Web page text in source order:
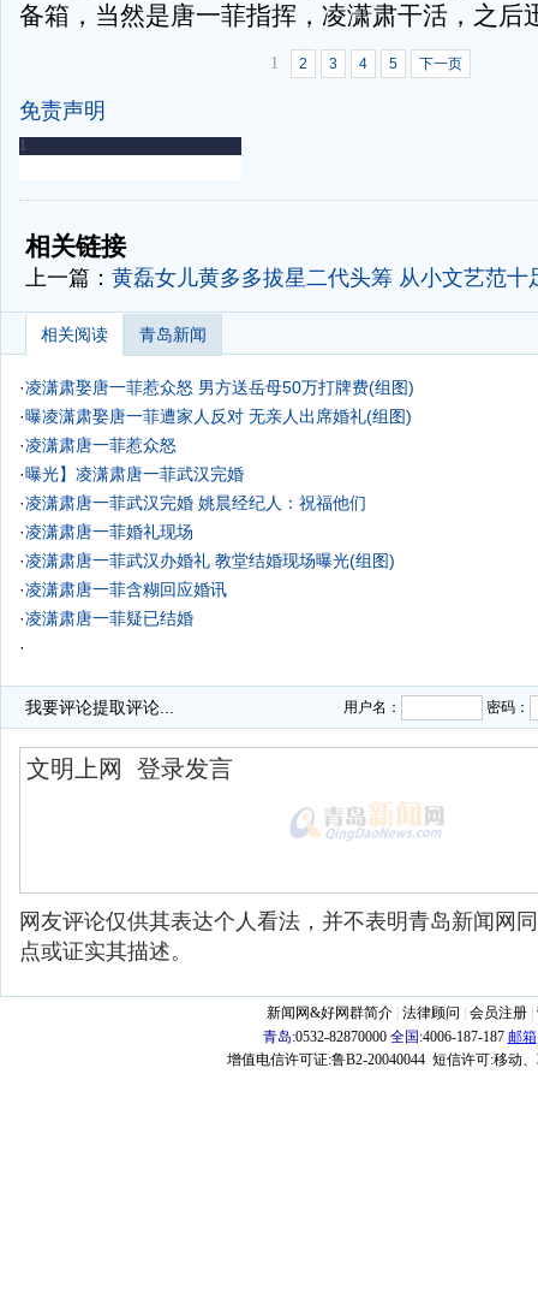
备箱，当然是唐一菲指挥，凌潇肃干活，之后
1 2 3 4 5 下一页
免责声明
-
相关链接
上一篇： 黄磊女儿黄多多拔星二代头筹 从小文艺范十
相关阅读 青岛新闻
·凌潇肃娶唐一菲惹众怒 男方送岳母50万打牌费(组图)
·曝凌潇肃娶唐一菲遭家人反对 无亲人出席婚礼(组图)
·凌潇肃唐一菲惹众怒
·曝光】凌潇肃唐一菲武汉完婚
·凌潇肃唐一菲武汉完婚 姚晨经纪人：祝福他们
·凌潇肃唐一菲婚礼现场
·凌潇肃唐一菲武汉办婚礼 教堂结婚现场曝光(组图)
·凌潇肃唐一菲含糊回应婚讯
·凌潇肃唐一菲疑已结婚
·
我要评论提取评论... 用户名： 密码：
网友评论仅供其表达个人看法，并不表明青岛新闻网
点或证实其描述。